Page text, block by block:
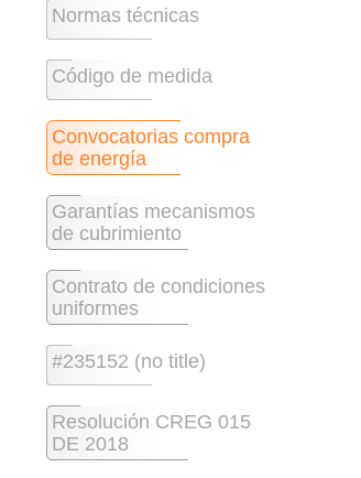
Normas técnicas
Código de medida
Convocatorias compra
de energía
Garantías mecanismos
de cubrimiento
Contrato de condiciones
uniformes
#235152 (no title)
Resolución CREG 015
DE 2018